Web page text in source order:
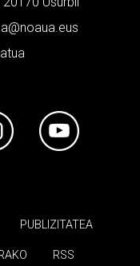
PUBLIZITATEA
RSS